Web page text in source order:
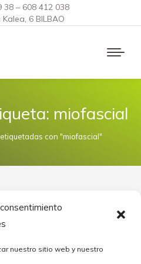
nuestro sitio web y nuestro
38 – 608 412 038
6 BILBAO
miofascial
con "miofascial"
PUNCIÓN SECA?